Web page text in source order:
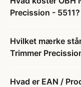
Precission - 5511?
Hvilket mærke
Trimmer
Hvad er EAN /